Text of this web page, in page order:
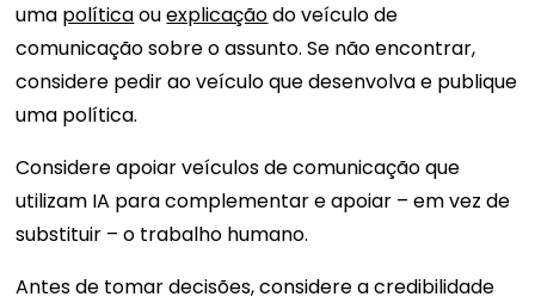
uma políticaouexplicaçãodo veículo de
comunicação sobre o assunto. Se não encontrar,
considere pedir ao veículo que desenvolva e publique
uma política.
Considere apoiar veículos de comunicação que
utilizam IA para complementar e apoiar – em vez de
substituir – o trabalho humano.
Antes de tomar decisões, considere a credibilidade